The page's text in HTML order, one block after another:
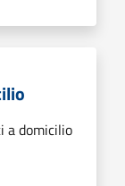
a domicilio